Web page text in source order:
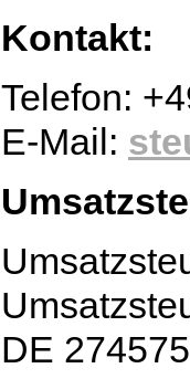
Kontakt:
Telefon:
E-Mail:
DE